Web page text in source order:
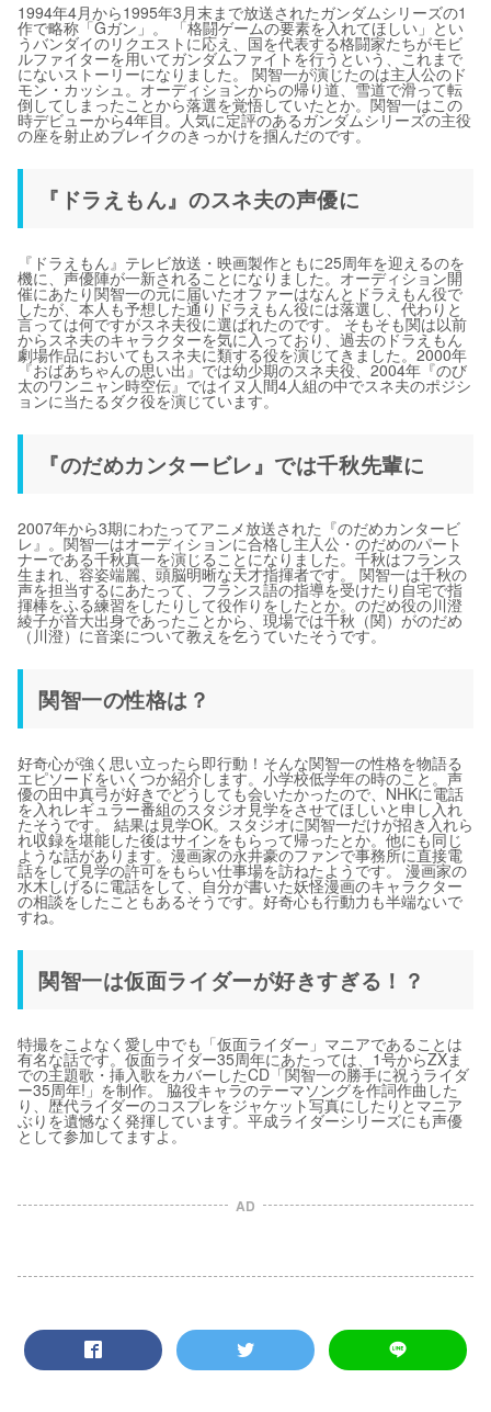
1994年4月から1995年3月末まで放送されたガンダムシリーズの1
作で略称「Gガン」。 「格闘ゲームの要素を入れてほしい」とい
うバンダイのリクエストに応え、国を代表する格闘家たちがモビ
ルファイターを用いてガンダムファイトを行うという、これまで
にないストーリーになりました。 関智一が演じたのは主人公のド
モン・カッシュ。オーディションからの帰り道、雪道で滑って転
倒してしまったことから落選を覚悟していたとか。関智一はこの
時デビューから4年目。人気に定評のあるガンダムシリーズの主役
の座を射止めブレイクのきっかけを掴んだのです。
『ドラえもん』のスネ夫の声優に
『ドラえもん』テレビ放送・映画製作ともに25周年を迎えるのを
機に、声優陣が一新されることになりました。オーディション開
催にあたり関智一の元に届いたオファーはなんとドラえもん役で
したが、本人も予想した通りドラえもん役には落選し、代わりと
言っては何ですがスネ夫役に選ばれたのです。 そもそも関は以前
からスネ夫のキャラクターを気に入っており、過去のドラえもん
劇場作品においてもスネ夫に類する役を演じてきました。2000年
『おばあちゃんの思い出』では幼少期のスネ夫役、2004年『のび
太のワンニャン時空伝』ではイヌ人間4人組の中でスネ夫のポジシ
ョンに当たるダク役を演じています。
『のだめカンタービレ』では千秋先輩に
2007年から3期にわたってアニメ放送された『のだめカンタービ
レ』。関智一はオーディションに合格し主人公・のだめのパート
ナーである千秋真一を演じることになりました。千秋はフランス
生まれ、容姿端麗、頭脳明晰な天才指揮者です。 関智一は千秋の
声を担当するにあたって、フランス語の指導を受けたり自宅で指
揮棒をふる練習をしたりして役作りをしたとか。のだめ役の川澄
綾子が音大出身であったことから、現場では千秋（関）がのだめ
（川澄）に音楽について教えを乞うていたそうです。
関智一の性格は？
好奇心が強く思い立ったら即行動！そんな関智一の性格を物語る
エピソードをいくつか紹介します。小学校低学年の時のこと。声
優の田中真弓が好きでどうしても会いたかったので、NHKに電話
を入れレギュラー番組のスタジオ見学をさせてほしいと申し入れ
たそうです。 結果は見学OK。スタジオに関智一だけが招き入れら
れ収録を堪能した後はサインをもらって帰ったとか。他にも同じ
ような話があります。漫画家の永井豪のファンで事務所に直接電
話をして見学の許可をもらい仕事場を訪ねたようです。 漫画家の
水木しげるに電話をして、自分が書いた妖怪漫画のキャラクター
の相談をしたこともあるそうです。好奇心も行動力も半端ないで
すね。
関智一は仮面ライダーが好きすぎる！？
特撮をこよなく愛し中でも「仮面ライダー」マニアであることは
有名な話です。仮面ライダー35周年にあたっては、1号からZXま
での主題歌・挿入歌をカバーしたCD「関智一の勝手に祝うライダ
ー35周年!」を制作。 脇役キャラのテーマソングを作詞作曲した
り、歴代ライダーのコスプレをジャケット写真にしたりとマニア
ぶりを遺憾なく発揮しています。平成ライダーシリーズにも声優
として参加してますよ。
AD